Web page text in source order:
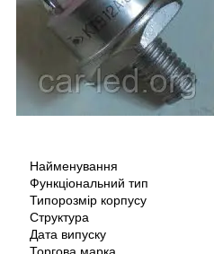
Найменування
Функціональний тип
Типорозмір корпусу
Структура
Дата випуску